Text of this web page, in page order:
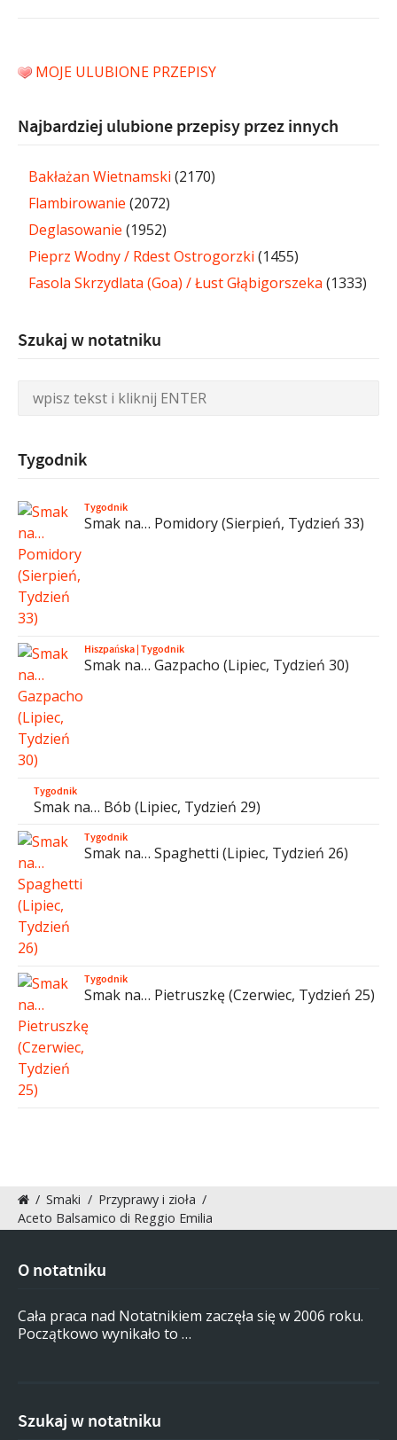
MOJE ULUBIONE PRZEPISY
Najbardziej ulubione przepisy przez innych
Bakłażan Wietnamski (2170)
Flambirowanie (2072)
Deglasowanie (1952)
Pieprz Wodny / Rdest Ostrogorzki (1455)
Fasola Skrzydlata (Goa) / Łust Głąbigorszeka (1333)
Szukaj w notatniku
Tygodnik
Tygodnik
Smak na… Pomidory (Sierpień, Tydzień 33)
Hiszpańska|Tygodnik
Smak na… Gazpacho (Lipiec, Tydzień 30)
Tygodnik
Smak na… Bób (Lipiec, Tydzień 29)
Tygodnik
Smak na… Spaghetti (Lipiec, Tydzień 26)
Tygodnik
Smak na… Pietruszkę (Czerwiec, Tydzień 25)
/ Smaki / Przyprawy i zioła /
Aceto Balsamico di Reggio Emilia
O notatniku
Cała praca nad Notatnikiem zaczęła się w 2006 roku.
Początkowo wynikało to …
Szukaj w notatniku